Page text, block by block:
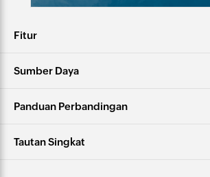
Fitur
Sumber Daya
Panduan Perbandingan
Tautan Singkat